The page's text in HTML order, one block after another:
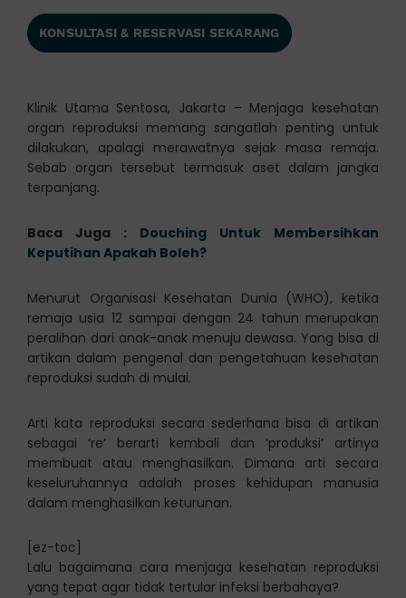
KONSULTASI & RESERVASI SEKARANG
Klinik Utama Sentosa, Jakarta – Menjaga kesehatan
organ reproduksi memang sangatlah penting untuk
dilakukan, apalagi merawatnya sejak masa remaja.
Sebab organ tersebut termasuk aset dalam jangka
terpanjang.
Baca Juga : Douching Untuk Membersihkan
Keputihan Apakah Boleh?
Menurut Organisasi Kesehatan Dunia (WHO), ketika
remaja usia 12 sampai dengan 24 tahun merupakan
peralihan dari anak-anak menuju dewasa. Yang bisa di
artikan dalam pengenal dan pengetahuan kesehatan
reproduksi sudah di mulai.
Arti kata reproduksi secara sederhana bisa di artikan
sebagai ‘re’ berarti kembali dan ‘produksi’ artinya
membuat atau menghasilkan. Dimana arti secara
keseluruhannya adalah proses kehidupan manusia
dalam menghasilkan keturunan.
[ez-toc]
Lalu bagaimana cara menjaga kesehatan reproduksi
yang tepat agar tidak tertular infeksi berbahaya?